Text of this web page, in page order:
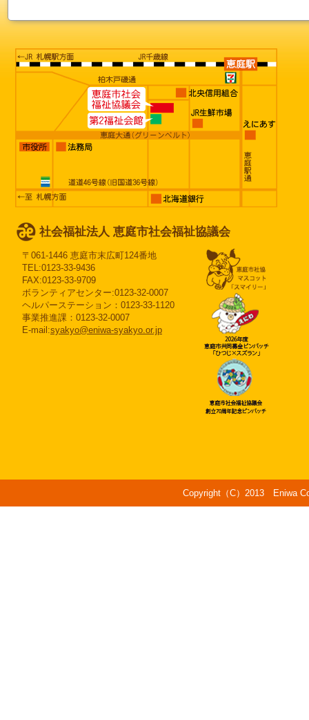
社会福祉法人 恵庭市社会福祉協議会
〒061-1446 恵庭市末広町124番地
TEL:0123-33-9436
FAX:0123-33-9709
ボランティアセンター:0123-32-0007
ヘルパーステーション：0123-33-1120
事業推進課：0123-32-0007
E-mail:syakyo@eniwa-syakyo.or.jp
Copyright（C）2013 Eniwa